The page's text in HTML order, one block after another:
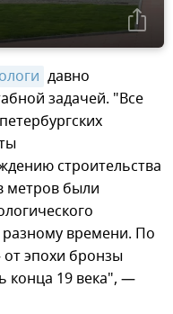
давно
задачей. "Все
строительства
метров были
разному времени. По
эпохи бронзы
конца 19 века", —